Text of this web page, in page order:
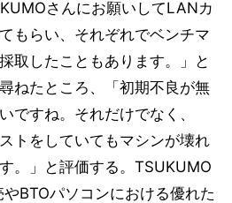
さんにお願いしてLANカ
もらい、それぞれでベンチマ
取したこともあります。」と
ねたところ、「初期不良が無
ですね。それだけでなく、
トをしていてもマシンが壊れ
。」と評価する。TSUKUMO
BTOパソコンにおける優れた